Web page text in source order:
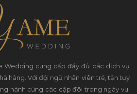
Wedding cung cấp đầy đủ các dịch vụ
hàng. Với đội ngũ nhân viên trẻ, tận tụy
hành cùng các cặp đôi trong ngày vui